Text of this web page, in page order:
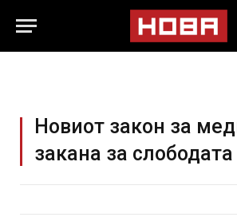
Новиот закон за
закана за слободата